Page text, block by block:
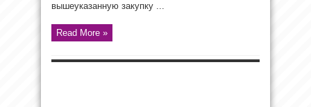
вышеуказанную закупку ...
Read More »